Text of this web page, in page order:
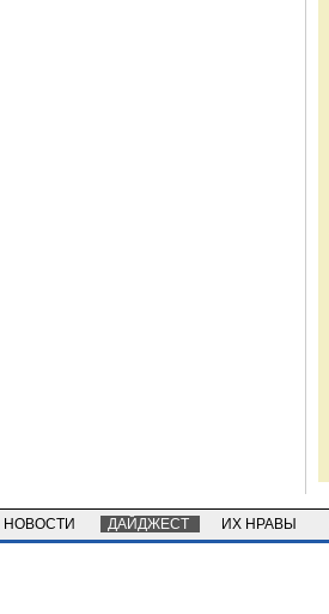
НОВОСТИ ДАЙДЖЕСТ ИХ НРАВЫ